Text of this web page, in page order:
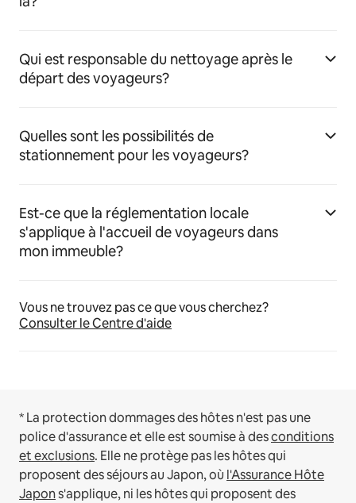
Qui est responsable du nettoyage après le
départ des voyageurs?
Quelles sont les possibilités de
stationnement pour les voyageurs?
Est-ce que la réglementation locale
s'applique à l'accueil de voyageurs dans
mon immeuble?
Vous ne trouvez pas ce que vous cherchez?
Consulter le Centre d'aide
* La protection dommages des hôtes n'est pas une
police d'assurance et elle est soumise à desconditions
et exclusions. Elle ne protège pas les hôtes qui
proposent des séjours au Japon, où l'Assurance Hôte
Japons'applique, ni les hôtes qui proposent des